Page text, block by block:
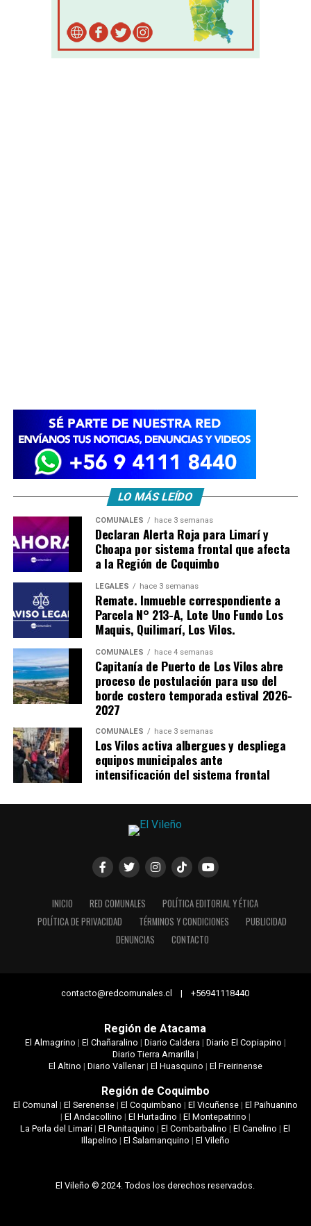
LO MÁS LEÍDO
COMUNALES hace 3 semanas
Declaran Alerta Roja para Limarí y
Choapa por sistema frontal que afecta
a la Región de Coquimbo
LEGALES hace 3 semanas
Remate. Inmueble correspondiente a
Parcela N° 213-A, Lote Uno Fundo Los
Maquis, Quilimarí, Los Vilos.
COMUNALES hace 4 semanas
Capitanía de Puerto de Los Vilos abre
proceso de postulación para uso del
borde costero temporada estival 2026-
2027
COMUNALES hace 3 semanas
Los Vilos activa albergues y despliega
equipos municipales ante
intensificación del sistema frontal
INICIO RED COMUNALES
POLÍTICA EDITORIAL Y ÉTICA
POLÍTICA DE PRIVACIDAD
TÉRMINOS Y CONDICIONES
PUBLICIDAD
DENUNCIAS
CONTACTO
contacto@redcomunales.cl | +56941118440
Región de Atacama
El Almagrino | El Chañaralino | Diario Caldera | Diario El Copiapino |
Diario Tierra Amarilla |
El Altino | Diario Vallenar| El Huasquino | El Freirinense
Región de Coquimbo
El Comunal | El Serenense| El Coquimbano | El Vicuñense| El Paihuanino
| El Andacollino | El Hurtadino | El Montepatrino |
La Perla del Limarí|El Punitaquino |El Combarbalino |El Canelino |El
Illapelino | El Salamanquino | El Vileño
El Vileño © 2024. Todos los derechos reservados.